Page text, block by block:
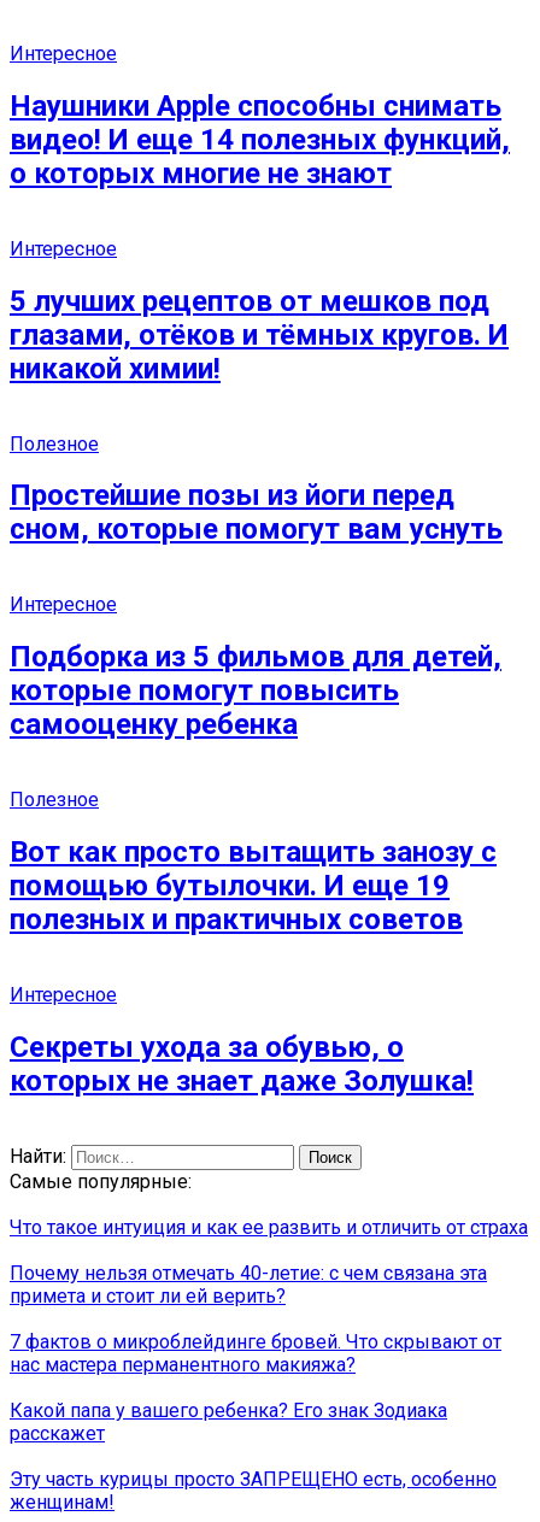
Интересное
Наушники Apple способны снимать
видео! И еще 14 полезных функций,
о которых многие не знают
Интересное
5 лучших рецептов от мешков под
глазами, отёков и тёмных кругов. И
никакой химии!
Полезное
Простейшие позы из йоги перед
сном, которые помогут вам уснуть
Интересное
Подборка из 5 фильмов для детей,
которые помогут повысить
самооценку ребенка
Полезное
Вот как просто вытащить занозу с
помощью бутылочки. И еще 19
полезных и практичных советов
Интересное
Секреты ухода за обувью, о
которых не знает даже Золушка!
Найти:
Самые популярные:
Что такое интуиция и как ее развить и отличить от страха
Почему нельзя отмечать 40-летие: с чем связана эта
примета и стоит ли ей верить?
7 фактов о микроблейдинге бровей. Что скрывают от
нас мастера перманентного макияжа?
Какой папа у вашего ребенка? Его знак Зодиака
расскажет
Эту часть курицы просто ЗАПРЕЩЕНО есть, особенно
женщинам!